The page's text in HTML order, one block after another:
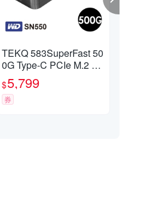
TEKQ 583SuperFast 50
0G Type-C PCIe M.2 N
VMe SSD 外接式固態硬
碟
$5,799
券